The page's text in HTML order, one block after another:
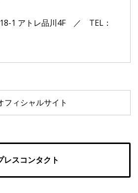
1 アトレ品川4F ／ TEL：
フィシャルサイト
レスコンタクト